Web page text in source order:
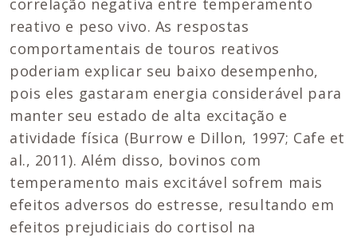
correlação negativa entre temperamento
reativo e peso vivo. As respostas
comportamentais de touros reativos
poderiam explicar seu baixo desempenho,
pois eles gastaram energia considerável para
manter seu estado de alta excitação e
atividade física (Burrow e Dillon, 1997; Cafe et
al., 2011). Além disso, bovinos com
temperamento mais excitável sofrem mais
efeitos adversos do estresse, resultando em
efeitos prejudiciais do cortisol na